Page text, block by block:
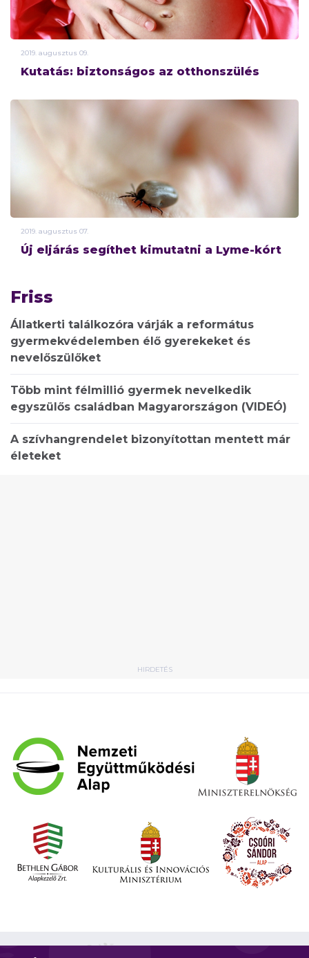
2019. augusztus 09.
Kutatás: biztonságos az otthonszülés
2019. augusztus 07.
Új eljárás segíthet kimutatni a Lyme-kórt
Friss
Állatkerti találkozóra várják a református
gyermekvédelemben élő gyerekeket és
nevelőszülőket
Több mint félmillió gyermek nevelkedik
egyszülős családban Magyarországon (VIDEÓ)
A szívhangrendelet bizonyítottan mentett már
életeket
HIRDETÉS